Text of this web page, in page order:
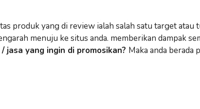
produk yang di review ialah salah satu target atau
menuju ke situs anda. memberikan dampak
jasa yang ingin di promosikan? Maka anda berada